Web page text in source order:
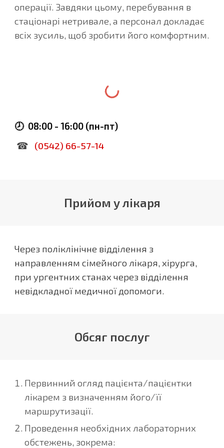
операції. Завдяки цьому, перебування в
стаціонарі нетривале, а персонал докладає
всіх зусиль, щоб зробити його комфортним.
🕗 08:00 - 16:00 (пн-пт)
☎
(0542) 66-57-14
Прийом у лікаря
Через поліклінічне відділення з
направленням сімейного лікаря, хірурга,
при ургентних станах через відділення
невідкладної медичної допомоги.
Обсяг послуг
Первинний огляд пацієнта/пацієнтки
лікарем з визначенням його/її
маршрутизації.
Проведення необхідних лабораторних
обстежень, зокрема: